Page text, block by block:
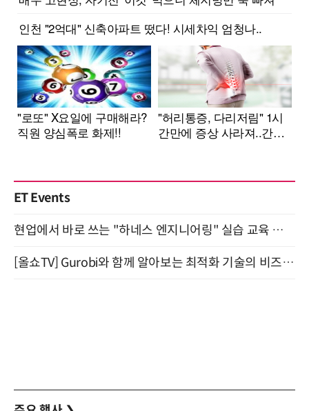
ET Events
현업에서 바로 쓰는 "하네스 엔지니어링" 실습 교육 워크숍 8월 20일 개최
[올쇼TV] Gurobi와 함께 알아보는 최적화 기술의 비즈니스 활용 (8월 20일 생방송)